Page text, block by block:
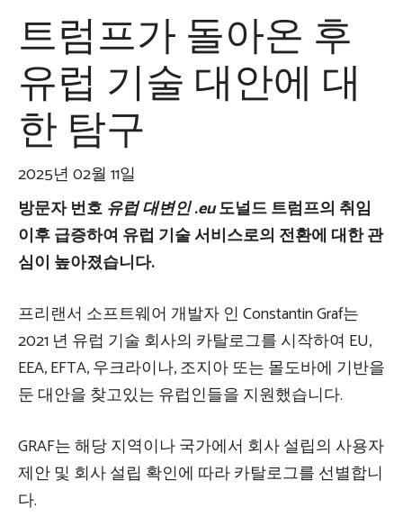
트럼프가 돌아온 후
유럽 기술 대안에 대
한 탐구
2025년 02월 11일
방문자 번호 유럽 ​​대변인 .eu도널드 트럼프의 취임
이후 급증하여 유럽 기술 서비스로의 전환에 대한 관
심이 높아졌습니다.
프리랜서 소프트웨어 개발자 인 Constantin Graf는
2021 년 유럽 기술 회사의 카탈로그를 시작하여 EU,
EEA, EFTA, 우크라이나, 조지아 또는 몰도바에 기반을
둔 대안을 찾고있는 유럽인들을 지원했습니다.
GRAF는 해당 지역이나 국가에서 회사 설립의 사용자
제안 및 회사 설립 확인에 따라 카탈로그를 선별합니
다.